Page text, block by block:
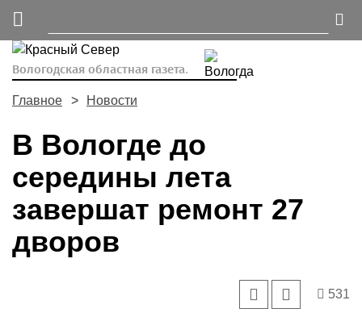
Вологодская областная газета.
Главное Новости
В Вологде до
середины лета
завершат ремонт 27
дворов
531